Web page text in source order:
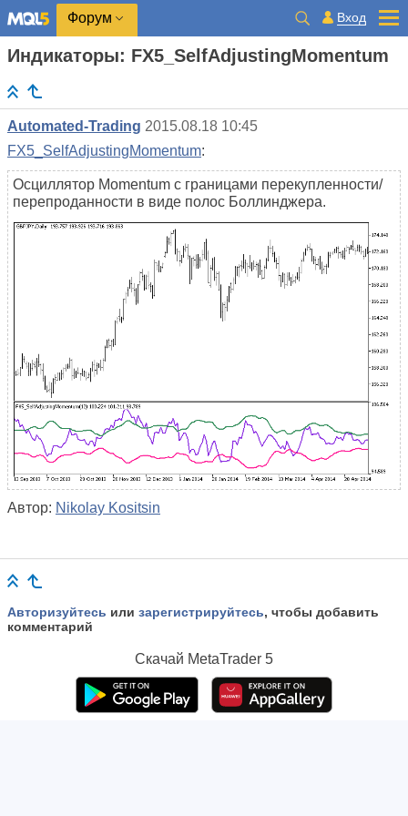
Форум Вход
Индикаторы: FX5_SelfAdjustingMomentum
Automated-Trading 2015.08.18 10:45
FX5_SelfAdjustingMomentum:
Осциллятор Momentum с границами перекупленности/
перепроданности в виде полос Боллинджера.
Автор: Nikolay Kositsin
Авторизуйтесь или зарегистрируйтесь, чтобы добавить
комментарий
Скачай MetaTrader 5